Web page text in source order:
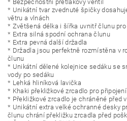
* Bezpečnostní přetlakový ventil
* Unikátní tvar zvednuté špičky
větru a vlnách
* Zvětšená délka i šířka uvnitř člunu
* Extra silná spodní ochrana člunu
* Extra pevná další držadla
* Držadla jsou perfektně rozmístěna v
člunu
* Unikátní dělené kolejnice sedáku se
vody po sedáku
* Lehká hliníková lavička
* Khaki překližkové zrcadlo pro
* Překližkové zrcadlo je chráněné před
* Unikátní extra velké ochranné desky
člunu chrání překližku zrcadla před